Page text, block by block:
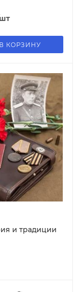
В КОРЗИНУ
и традиции